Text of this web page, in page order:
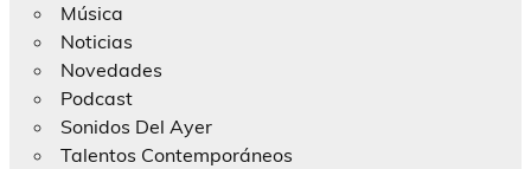
Música
Noticias
Novedades
Podcast
Sonidos Del Ayer
Talentos Contemporáneos